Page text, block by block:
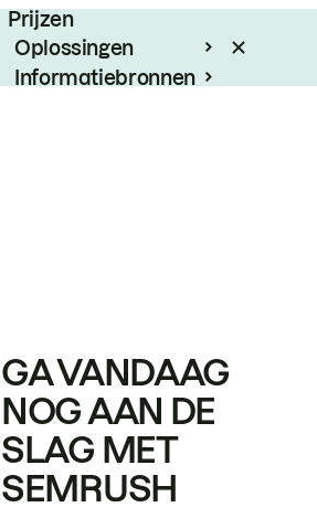
Prijzen
Oplossingen
Informatiebronnen
GA VANDAAG
NOG AAN DE
SLAG MET
SEMRUSH